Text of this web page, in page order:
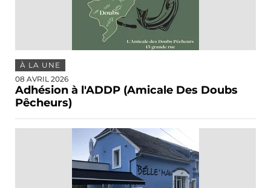
Adhésion à l'ADDP (Amicale Des Doubs
Pêcheurs)
08 AVRIL 2026
À LA UNE